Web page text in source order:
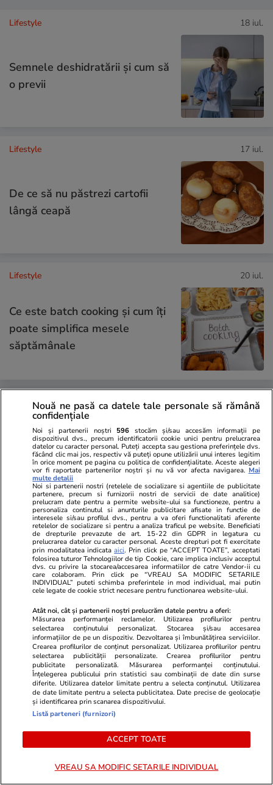
Lifestyle 18 iul.
Semnele deshidratării și cum să
o previi
Lifestyle 17 iul.
De ce să nu păstrezi cartofii
lângă ceapă
Lifestyle 20 iul.
Ce este batch cooking și cum îți
poate simplifica mesele
săptămânale
Lifestyle 20 iul.
Ce este agar-agar și cum se
utilizează
Știri România 21 iul.
Ministerul Muncii spune că
decizia Curții de Apel București
privind noua lege a salarizării s-
a dat chiar în ziua înregistrării
dosarului, fără citare
Știri România 21 iul.
Încă două victime mutate din
azilele ilegale din Bihor au
murit, anunță Dragoș Pîslaru.
Știri România 21 iul.
Nouă ne pasă ca datele tale personale să rămână
confidențiale
Noi și partenerii noștri 596 stocăm și/sau accesăm informații pe
dispozitivul dvs., precum identificatorii cookie unici pentru prelucrarea
datelor cu caracter personal. Puteți accepta sau gestiona preferințele dvs.
făcând clic mai jos, respectiv vă puteți opune utilizării unui interes legitim
în orice moment pe pagina cu politica de confidențialitate. Aceste alegeri
vor fi raportate partenerilor noștri și nu vă vor afecta navigarea. Mai
multe detalii
Noi si partenerii nostri (retelele de socializare si agentiile de publicitate
partenere, precum si furnizorii nostri de servicii de date analitice)
prelucram date pentru a permite website-ului sa functioneze, pentru a
personaliza continutul si anunturile publicitare afisate in functie de
interesele si/sau profilul dvs., pentru a va oferi functionalitati aferente
retelelor de socializare si pentru a analiza traficul pe website. Beneficiati
de drepturile prevazute de art. 15-22 din GDPR in legatura cu
prelucrarea datelor cu caracter personal. Aceste drepturi pot fi exercitate
prin modalitatea indicataaici. Prin click pe “ACCEPT TOATE”, acceptati
folosirea tuturor Tehnologiilor de tip Cookie, care implica inclusiv acceptul
dvs. cu privire la stocarea/accesarea informatiilor de catre Vendor-ii cu
care colaboram. Prin click pe “VREAU SA MODIFIC SETARILE
INDIVIDUAL” puteti schimba preferintele in mod individual, mai putin
cele legate de cookie strict necesare pentru functionarea website-ului.
Atât noi, cât și partenerii noștri prelucrăm datele pentru a oferi:
Măsurarea performanței reclamelor. Utilizarea profilurilor pentru
selectarea conținutului personalizat. Stocarea și/sau accesarea
informațiilor de pe un dispozitiv. Dezvoltarea și îmbunătățirea serviciilor.
Crearea profilurilor de conținut personalizat. Utilizarea profilurilor pentru
selectarea publicității personalizate. Crearea profilurilor pentru
publicitate personalizată. Măsurarea performanței conținutului.
Înțelegerea publicului prin statistici sau combinații de date din surse
diferite. Utilizarea datelor limitate pentru a selecta conținutul. Utilizarea
de date limitate pentru a selecta publicitatea. Date precise de geolocație
și identificarea prin scanarea dispozitivului.
Listă parteneri (furnizori)
ACCEPT TOATE
VREAU SA MODIFIC SETARILE INDIVIDUAL